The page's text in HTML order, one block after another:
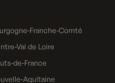
Franche-Comté
Val de Loire
de-France
Aquitaine